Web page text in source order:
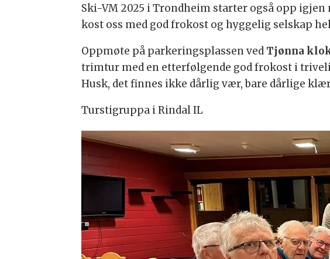
Ski-VM 2025 i Trondheim starter også opp
kost oss med god frokost og hyggelig selskap
Oppmøte på parkeringsplassen ved Tjønna
trimtur med en etterfølgende god frokost i
Husk, det finnes ikke dårlig vær, bare dårlige
Turstigruppa i Rindal IL